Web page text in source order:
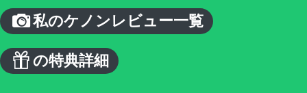
私のケノンレビュー一覧
の特典詳細